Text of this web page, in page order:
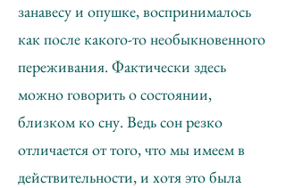
занавесу и опушке, воспринималось
как после какого-то необыкновенного
переживания. Фактически здесь
можно говорить о состоянии,
близком ко сну. Ведь сон резко
отличается от того, что мы имеем в
действительности, и хотя это была